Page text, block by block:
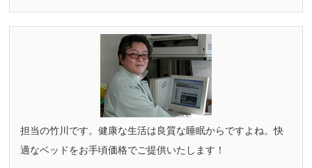
担当の竹川です。健康な生活は良質な睡眠からですよね。快
適なベッドをお手頃価格でご提供いたします！